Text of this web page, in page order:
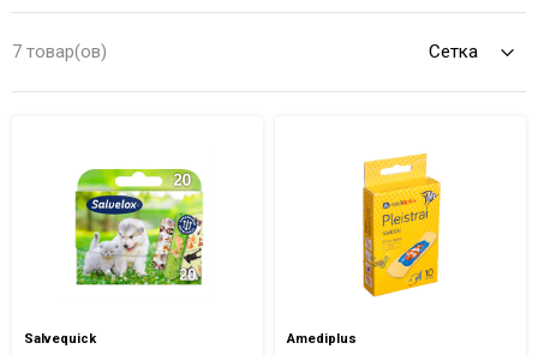
7 товар(ов)
Salvequick Amediplus